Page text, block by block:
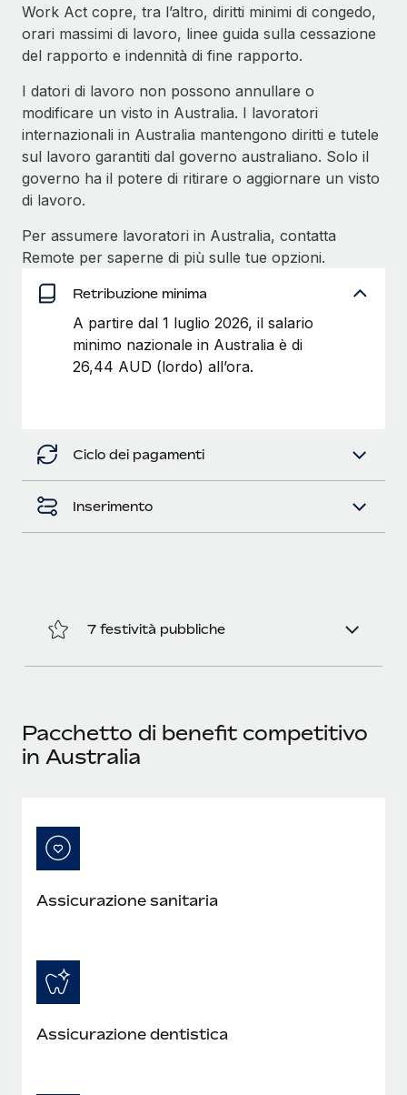
Work Act copre, tra l’altro, diritti minimi di congedo,
orari massimi di lavoro, linee guida sulla cessazione
del rapporto e indennità di fine rapporto.
I datori di lavoro non possono annullare o
modificare un visto in Australia. I lavoratori
internazionali in Australia mantengono diritti e tutele
sul lavoro garantiti dal governo australiano. Solo il
governo ha il potere di ritirare o aggiornare un visto
di lavoro.
Per assumere lavoratori in Australia, contatta
Remote per saperne di più sulle tue opzioni.
Retribuzione minima
A partire dal 1 luglio 2026, il salario
minimo nazionale in Australia è di
26,44 AUD (lordo) all’ora.
Ciclo dei pagamenti
Inserimento
7 festività pubbliche
Pacchetto di benefit competitivo
in Australia
Assicurazione sanitaria
Assicurazione dentistica